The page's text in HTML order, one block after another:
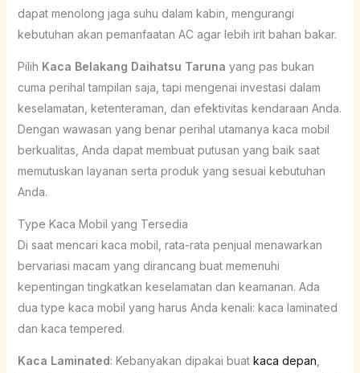
dapat menolong jaga suhu dalam kabin, mengurangi
kebutuhan akan pemanfaatan AC agar lebih irit bahan bakar.
Pilih Kaca Belakang Daihatsu Taruna yang pas bukan
cuma perihal tampilan saja, tapi mengenai investasi dalam
keselamatan, ketenteraman, dan efektivitas kendaraan Anda.
Dengan wawasan yang benar perihal utamanya kaca mobil
berkualitas, Anda dapat membuat putusan yang baik saat
memutuskan layanan serta produk yang sesuai kebutuhan
Anda.
Type Kaca Mobil yang Tersedia
Di saat mencari kaca mobil, rata-rata penjual menawarkan
bervariasi macam yang dirancang buat memenuhi
kepentingan tingkatkan keselamatan dan keamanan. Ada
dua type kaca mobil yang harus Anda kenali: kaca laminated
dan kaca tempered.
Kaca Laminated: Kebanyakan dipakai buat kaca depan